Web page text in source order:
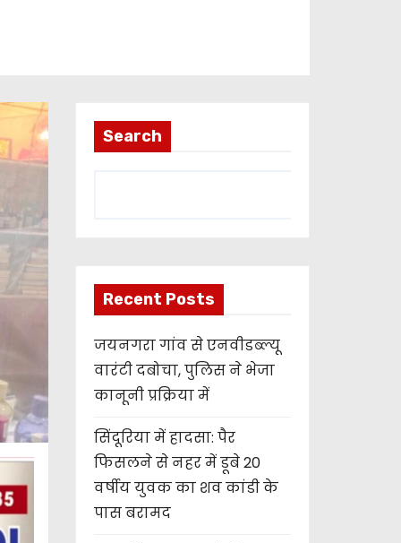
Search
Recent Posts
जयनगरा गांव से एनवीडब्ल्यू
वारंटी दबोचा, पुलिस ने भेजा
कानूनी प्रक्रिया में
सिंदूरिया में हादसा: पैर
फिसलने से नहर में डूबे 20
वर्षीय युवक का शव कांडी के
पास बरामद